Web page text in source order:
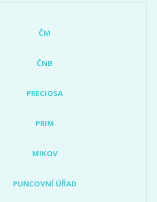
ČM
ČNB
PRECIOSA
PRIM
MIKOV
PUNCOVNÍ ÚŘAD